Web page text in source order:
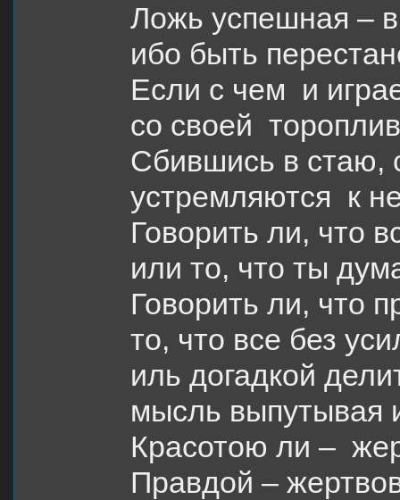
Ложь успешная –
ибо быть
Если с чем и
со своей
Сбившись в стаю,
устремляются к
Говорить ли, что
или то, что ты
Говорить ли, что
то, что все без
иль догадкой
мысль выпутывая
Красотою ли –
Правдой –